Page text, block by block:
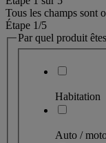
Tous les champs sont
Étape 1/5
Par quel produit
Habitation
Auto /